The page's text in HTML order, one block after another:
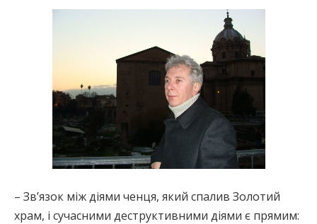
– Зв’язок між діями ченця, який спалив Золотий
храм, і сучасними деструктивними діями є прямим: